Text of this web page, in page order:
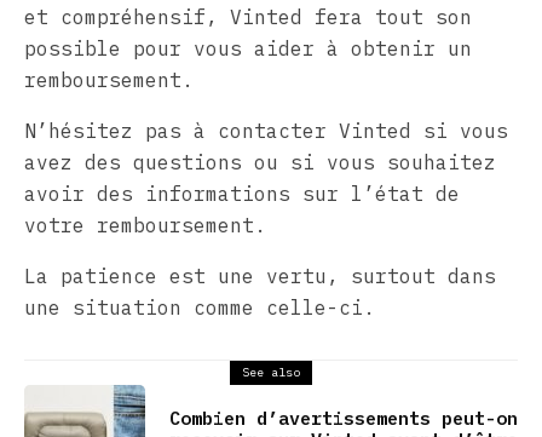
et compréhensif, Vinted fera tout son
possible pour vous aider à obtenir un
remboursement.
N’hésitez pas à contacter Vinted si vous
avez des questions ou si vous souhaitez
avoir des informations sur l’état de
votre remboursement.
La patience est une vertu, surtout dans
une situation comme celle-ci.
See also
Combien d’avertissements peut-on